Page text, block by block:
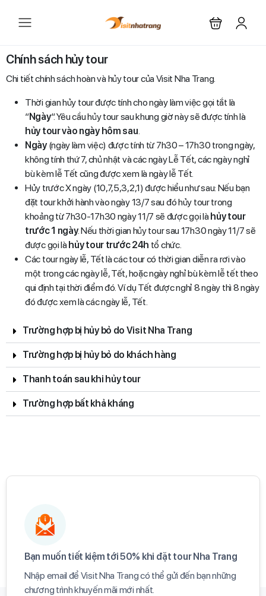
Chính sách hủy tour
Chi tiết chính sách hoàn và hủy tour của Visit Nha Trang.
Thời gian hủy tour được tính cho ngày làm việc gọi tắt là
“Ngày“. Yêu cầu hủy tour sau khung giờ này sẽ được tính là
hủy tour vào ngày hôm sau.
Ngày(ngày làm việc) được tính từ 7h30 – 17h30 trong ngày,
không tính thứ 7, chủ nhật và các ngày Lễ Tết, các ngày nghỉ
bù kèm lễ Tết cũng được xem là ngày lễ Tết.
Hủy trước X ngày (10,7,5,3,2,1) được hiểu như sau: Nếu bạn
đặt tour khởi hành vào ngày 13/7 sau đó hủy tour trong
khoảng từ 7h30-17h30 ngày 11/7 sẽ được gọi là hủy tour
trước 1 ngày. Nếu thời gian hủy tour sau 17h30 ngày 11/7 sẽ
được gọi là hủy tour trước 24h tổ chức.
Các tour ngày lễ, Tết là các tour có thời gian diễn ra rơi vào
một trong các ngày lễ, Tết, hoặc ngày nghỉ bù kèm lễ tết theo
qui định tại thời điểm đó. Ví dụ Tết được nghỉ 8 ngày thì 8 ngày
đó được xem là các ngày lễ, Tết.
Trường hợp bị hủy bỏ do Visit Nha Trang
Trường hợp bị hủy bỏ do khách hàng
Thanh toán sau khi hủy tour
Trường hợp bất khả kháng
Bạn muốn tiết kiệm tới 50% khi đặt tour Nha Trang​
Nhập email để Visit Nha Trang có thể gửi đến bạn những
chương trình khuyến mãi mới nhất.​